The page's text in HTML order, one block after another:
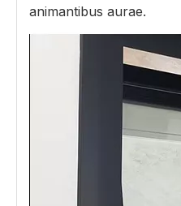
animantibus aurae.